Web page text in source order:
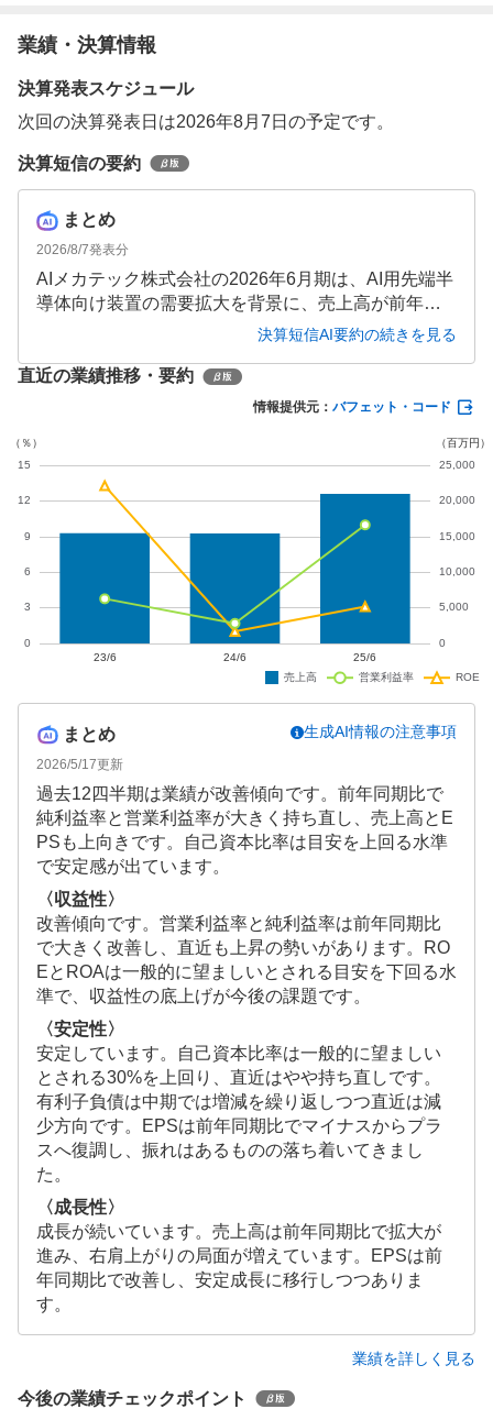
業績・決算情報
決算発表スケジュール
次回の決算発表日は2026年8月7日の予定です。
決算短信の要約
まとめ
2026/8/7発表分
AIメカテック株式会社の2026年6月期は、AI用先端半
導体向け装置の需要拡大を背景に、売上高が前年度
比67.8%増の352億円、営業利益が177.3%増の58億
益を達成しました。自己資本比率も48.2%へ改善し、
財務基盤も強化されています。
決算短信AI要約の続きを見る
直近の業績推移・要約
情報提供元： バフェット・コード
まとめ
2026/5/17更新
生成AI情報の注意事項
過去12四半期は業績が改善傾向です。前年同期比で
純利益率と営業利益率が大きく持ち直し、売上高とE
PSも上向きです。自己資本比率は目安を上回る水準
で安定感が出ています。
〈収益性〉
改善傾向です。営業利益率と純利益率は前年同期比
で大きく改善し、直近も上昇の勢いがあります。RO
EとROAは一般的に望ましいとされる目安を下回る水
準で、収益性の底上げが今後の課題です。
〈安定性〉
安定しています。自己資本比率は一般的に望ましい
とされる30%を上回り、直近はやや持ち直しです。
有利子負債は中期では増減を繰り返しつつ直近は減
少方向です。EPSは前年同期比でマイナスからプラ
スへ復調し、振れはあるものの落ち着いてきまし
た。
〈成長性〉
成長が続いています。売上高は前年同期比で拡大が
進み、右肩上がりの局面が増えています。EPSは前
年同期比で改善し、安定成長に移行しつつありま
す。
業績を詳しく見る
今後の業績チェックポイント